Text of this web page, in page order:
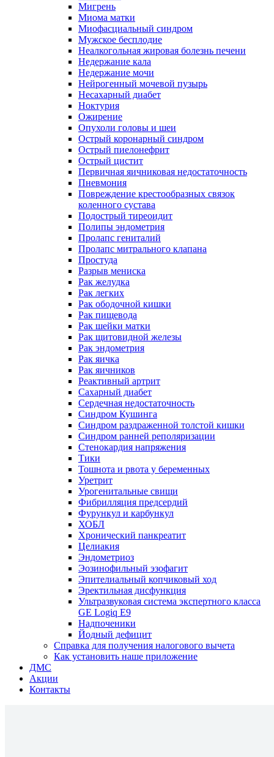
Мигрень
Миома матки
Миофасциальный синдром
Мужское бесплодие
Неалкогольная жировая болезнь печени
Недержание кала
Недержание мочи
Нейрогенный мочевой пузырь
Несахарный диабет
Ноктурия
Ожирение
Опухоли головы и шеи
Острый коронарный синдром
Острый пиелонефрит
Острый цистит
Первичная яичниковая недостаточность
Пневмония
Повреждение крестообразных связок
коленного сустава
Подострый тиреоидит
Полипы эндометрия
Пролапс гениталий
Пролапс митрального клапана
Простуда
Разрыв мениска
Рак желудка
Рак легких
Рак ободочной кишки
Рак пищевода
Рак шейки матки
Рак щитовидной железы
Рак эндометрия
Рак яичка
Рак яичников
Реактивный артрит
Сахарный диабет
Сердечная недостаточность
Синдром Кушинга
Синдром раздраженной толстой кишки
Синдром ранней реполяризации
Стенокардия напряжения
Тики
Тошнота и рвота у беременных
Уретрит
Урогенитальные свищи
Фибрилляция предсердий
Фурункул и карбункул
ХОБЛ
Хронический панкреатит
Целиакия
Эндометриоз
Эозинофильный эзофагит
Эпителиальный копчиковый ход
Эректильная дисфункция
Ультразвуковая система экспертного класса
GE Logiq E9
Надпоченики
Йодный дефицит
Справка для получения налогового вычета
Как установить наше приложение
ДМС
Акции
Контакты